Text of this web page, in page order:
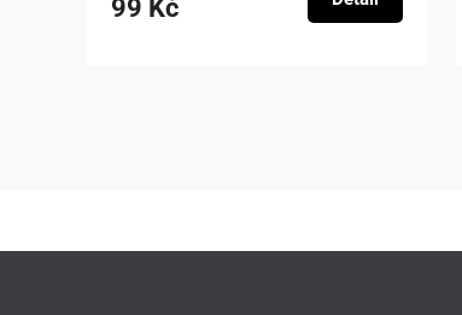
99 Kč